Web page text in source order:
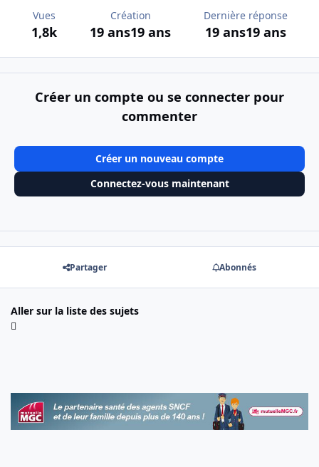
Vues
1,8k
Création
19 ans19 ans
Dernière réponse
19 ans19 ans
Créer un compte ou se connecter pour
commenter
Créer un nouveau compte
Connectez-vous maintenant
Partager Abonnés
Aller sur la liste des sujets